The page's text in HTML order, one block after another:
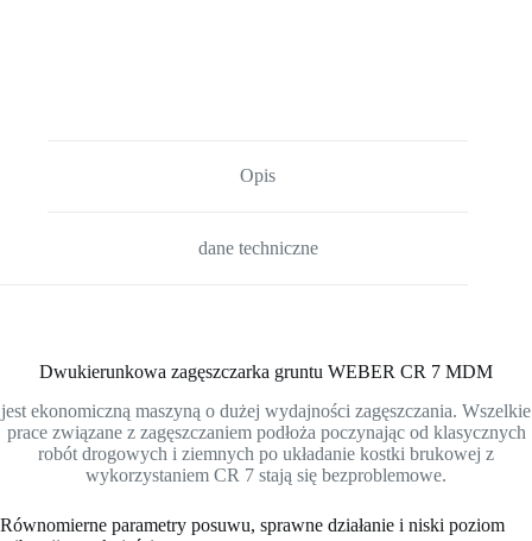
Opis
dane techniczne
Dwukierunkowa zagęszczarka gruntu WEBER CR 7 MDM
jest ekonomiczną maszyną o dużej wydajności zagęszczania. Wszelkie
prace związane z zagęszczaniem podłoża poczynając od klasycznych
robót drogowych i ziemnych po układanie kostki brukowej z
wykorzystaniem CR 7 stają się bezproblemowe.
Równomierne parametry posuwu, sprawne działanie i niski poziom